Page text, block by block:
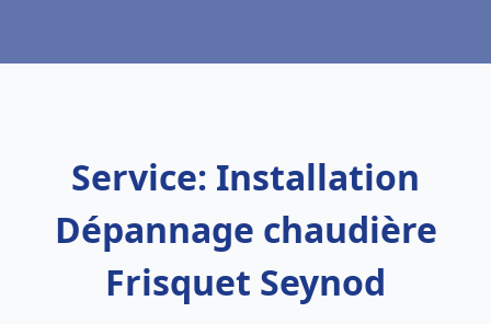
Service: Installation
Dépannage chaudière
Frisquet Seynod